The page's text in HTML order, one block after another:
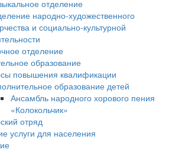
отделение
народно-художественного
и социально-культурной
отделение
образование
повышения квалификации
образование детей
Ансамбль народного хорового пения
«Колокольчик»
отряд
услуги для населения